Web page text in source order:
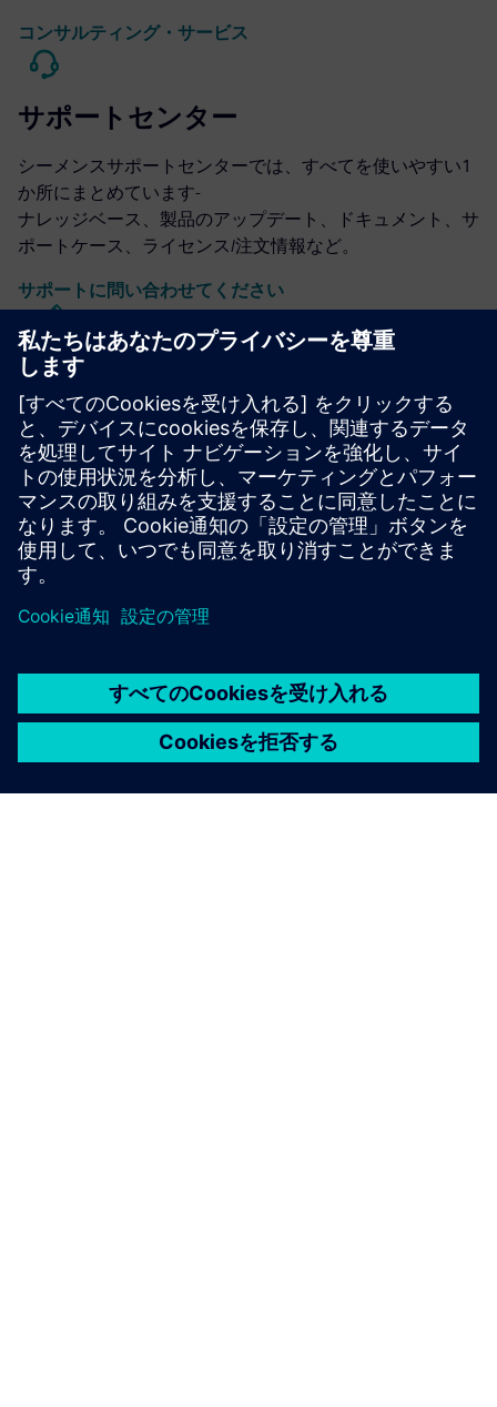
コンサルティング・サービス
サポートセンター
シーメンスサポートセンターでは、すべてを使いやすい1
か所にまとめています-
ナレッジベース、製品のアップデート、ドキュメント、サ
ポートケース、ライセンス/注文情報など。
サポートに問い合わせてください
キャリバーICの設計と製造
Calibreツールスイートは、リソースの使用量とテープアウ
トスケジュールを最小限に抑えながら、すべてのプロセス
ノードと設計スタイルにわたって正確で効率的かつ包括的
なIC検証と最適化を実現します。
専門家から学ぶ